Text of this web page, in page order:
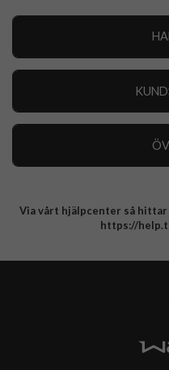
Integritetspolicy
Via vårt hjälpcenter så hittar
https://